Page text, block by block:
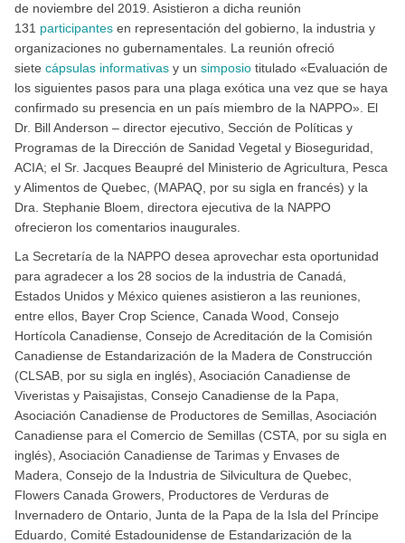
de noviembre del 2019. Asistieron a dicha reunión
131 participantes en representación del gobierno, la industria y
organizaciones no gubernamentales. La reunión ofreció
siete cápsulas informativas y un simposio titulado «Evaluación de
los siguientes pasos para una plaga exótica una vez que se haya
confirmado su presencia en un país miembro de la NAPPO». El
Dr. Bill Anderson – director ejecutivo, Sección de Políticas y
Programas de la Dirección de Sanidad Vegetal y Bioseguridad,
ACIA; el Sr. Jacques Beaupré del Ministerio de Agricultura, Pesca
y Alimentos de Quebec, (MAPAQ, por su sigla en francés) y la
Dra. Stephanie Bloem, directora ejecutiva de la NAPPO
ofrecieron los comentarios inaugurales.
La Secretaría de la NAPPO desea aprovechar esta oportunidad
para agradecer a los 28 socios de la industria de Canadá,
Estados Unidos y México quienes asistieron a las reuniones,
entre ellos, Bayer Crop Science, Canada Wood, Consejo
Hortícola Canadiense, Consejo de Acreditación de la Comisión
Canadiense de Estandarización de la Madera de Construcción
(CLSAB, por su sigla en inglés), Asociación Canadiense de
Viveristas y Paisajistas, Consejo Canadiense de la Papa,
Asociación Canadiense de Productores de Semillas, Asociación
Canadiense para el Comercio de Semillas (CSTA, por su sigla en
inglés), Asociación Canadiense de Tarimas y Envases de
Madera, Consejo de la Industria de Silvicultura de Quebec,
Flowers Canada Growers, Productores de Verduras de
Invernadero de Ontario, Junta de la Papa de la Isla del Príncipe
Eduardo, Comité Estadounidense de Estandarización de la